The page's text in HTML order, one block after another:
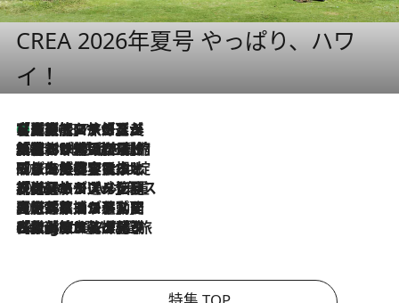
CREA 2026年夏号 やっぱり、ハワ
イ！
2026.8.7
【厳選旅コスメ】「多機能アイテムがメイン！」旅好き美容エディターが選んだ夏旅ベストコスメを発表【Mサイズジップ】
2026.8.6
「荷物が増えるほど旅ストレスは増す」美容ジャーナリストがたどり着いた最終結論。“化粧品を劇的に減らす”感動の凝縮美容とは
2026.8.6
「旅先には金髪ウィッグを持参」日本と同じメイクでは損してる!? 美容ジャーナリストが提案する“掟破りの旅美容”とは
2026.8.6
【厳選旅コスメ】「身軽さ＆UV対策重視！」ヘアアーティストshucoが選んだ夏旅ベストコスメを発表【Mサイズジップ】
2026.8.5
【厳選旅コスメ】国内をあちこち移動する河井菜摘が選んだ夏旅ベストコスメ発表！「リラックスアイテムはマスト」【Mサイズジップ】
2026.8.4
【厳選旅コスメ】「紫外線＆乾燥対策しながらメイク感も！」ヘア＆メイクGeorgeが選んだ夏旅ベストコスメを発表！【Mサイズジップ】